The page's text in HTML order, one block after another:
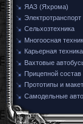
ЯАЗ (Яхрома)
Электротранспорт
Сельхозтехника
Многоосная
Карьерная техника
Вахтовые
Прицепной состав
Прототипы и
Самодельные